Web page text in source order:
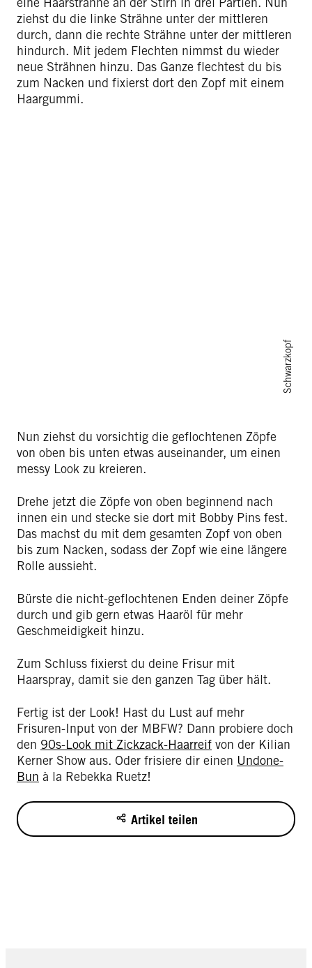
ziehst du die linke Strähne unter der mittleren
durch, dann die rechte Strähne unter der mittleren
hindurch. Mit jedem Flechten nimmst du wieder
neue Strähnen hinzu. Das Ganze flechtest du bis
zum Nacken und fixierst dort den Zopf mit einem
Haargummi.
Schwarzkopf
Nun ziehst du vorsichtig die geflochtenen Zöpfe
von oben bis unten etwas auseinander, um einen
messy Look zu kreieren.
Drehe jetzt die Zöpfe von oben beginnend nach
innen ein und stecke sie dort mit Bobby Pins fest.
Das machst du mit dem gesamten Zopf von oben
bis zum Nacken, sodass der Zopf wie eine längere
Rolle aussieht.
Bürste die nicht-geflochtenen Enden deiner Zöpfe
durch und gib gern etwas Haaröl für mehr
Geschmeidigkeit hinzu.
Zum Schluss fixierst du deine Frisur mit
Haarspray, damit sie den ganzen Tag über hält.
Fertig ist der Look! Hast du Lust auf mehr
Frisuren-Input von der MBFW? Dann probiere doch
den 90s-Look mit Zickzack-Haarreif von der Kilian
Kerner Show aus. Oder frisiere dir einen Undone-
Bun à la Rebekka Ruetz!
Artikel teilen